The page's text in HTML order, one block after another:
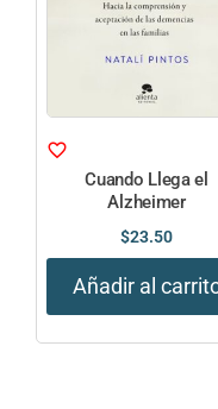
Cuando Llega el
Alzheimer
$23.50
Añadir al